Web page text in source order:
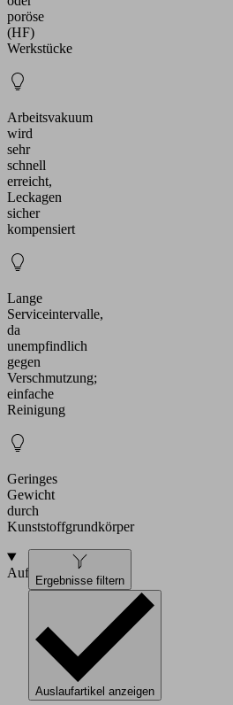
poröse
(HF)
Werkstücke
Arbeitsvakuum
wird
sehr
schnell
erreicht,
Leckagen
sicher
kompensiert
Lange
Serviceintervalle,
da
unempfindlich
gegen
Verschmutzung;
einfache
Reinigung
Geringes
Gewicht
durch
Kunststoffgrundkörper
AufbauErgebnisse filtern
Auslaufartikel anzeigen